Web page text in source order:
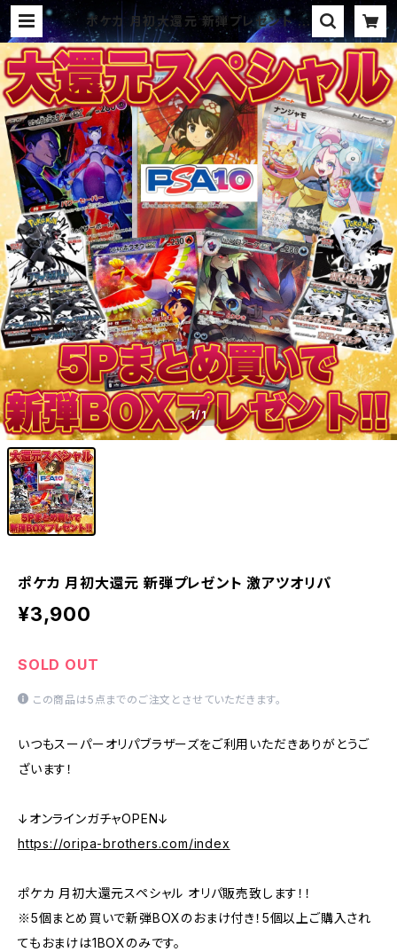
ポケカ 月初大還元 新弾プレゼント 激
アツオリパ | オリパ ブラザーズ オリ
パ専門店 (ポケカ、ワンピース、遊戯
王、ヴァイス、ドラゴンボール)
1/1
ポケカ 月初大還元 新弾プレゼント 激アツオリパ
¥3,900
SOLD OUT
この商品は5点までのご注文とさせていただきます。
いつもスーパーオリパブラザーズをご利用いただきありがとうご
ざいます！
↓オンラインガチャOPEN↓
https://oripa-brothers.com/index
ポケカ 月初大還元スペシャル オリパ販売致します！！
※5個まとめ買いで新弾BOXのおまけ付き！5個以上ご購入され
てもおまけは1BOXのみです。